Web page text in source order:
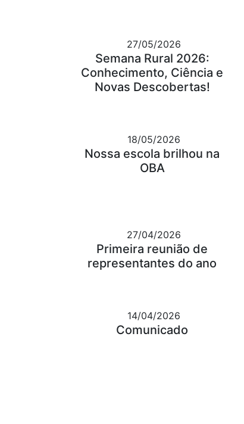
27/05/2026
Semana Rural 2026:
Conhecimento, Ciência e
Novas Descobertas!
18/05/2026
Nossa escola brilhou na
OBA
27/04/2026
Primeira reunião de
representantes do ano
14/04/2026
Comunicado